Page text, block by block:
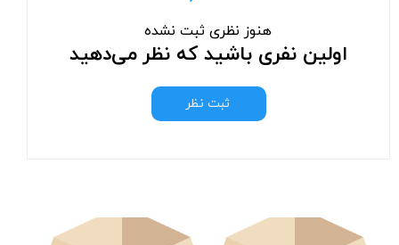
هنوز نظری ثبت نشده
اولین نفری باشید که نظر می‌دهید
ثبت نظر